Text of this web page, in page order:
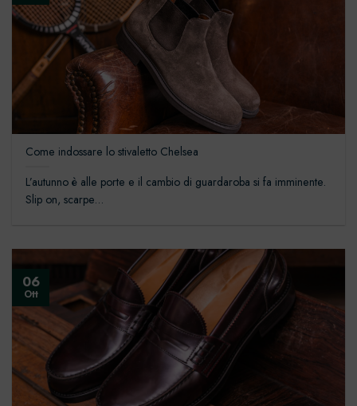
Come indossare lo stivaletto Chelsea
L’autunno è alle porte e il cambio di guardaroba si fa imminente.
Slip on, scarpe...
06
Ott